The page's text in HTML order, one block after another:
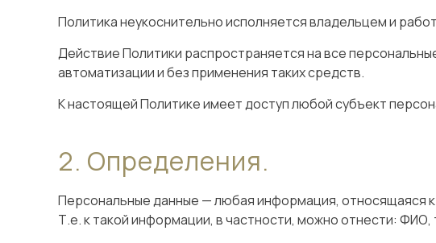
Политика неукоснительно исполняется владельцем и
Действие Политики распространяется на все
автоматизации и без применения таких средств.
К настоящей Политике имеет доступ любой субъект
Определения.
Персональные данные — любая информация, относящаяся
Т.е. к такой информации, в частности, можно отнести: